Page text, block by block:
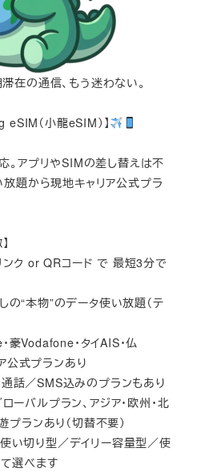
在の通信、もう迷わない。
（小龍eSIM）】
アプリやSIMの差し替えは不
放題から現地キャリア公式プラ
ンク or QRコード で 最短3分で
の“本物”のデータ使い放題（テ
豪Vodafone・タイAIS・仏
公式プランあり
話／SMS込みのプランもあり
バルプラン、アジア・欧州・北
プランあり（切替不要）
い切り型／デイリー容量型／使
選べます